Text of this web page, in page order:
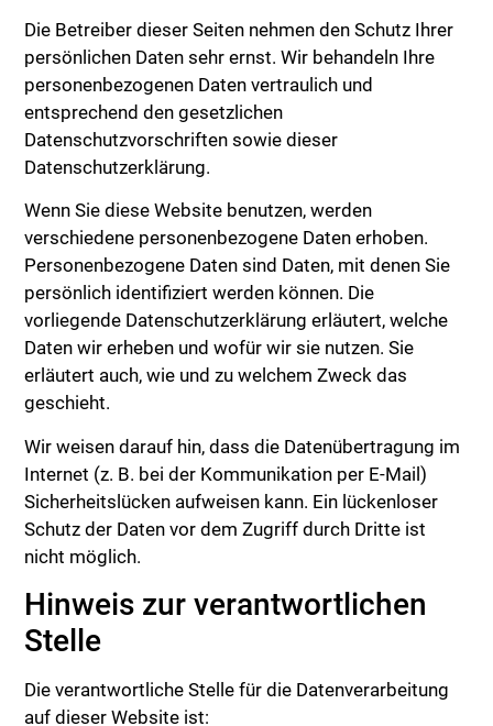
Die Betreiber dieser Seiten nehmen den Schutz Ihrer
persönlichen Daten sehr ernst. Wir behandeln Ihre
personenbezogenen Daten vertraulich und
entsprechend den gesetzlichen
Datenschutzvorschriften sowie dieser
Datenschutzerklärung.
Wenn Sie diese Website benutzen, werden
verschiedene personenbezogene Daten erhoben.
Personenbezogene Daten sind Daten, mit denen Sie
persönlich identifiziert werden können. Die
vorliegende Datenschutzerklärung erläutert, welche
Daten wir erheben und wofür wir sie nutzen. Sie
erläutert auch, wie und zu welchem Zweck das
geschieht.
Wir weisen darauf hin, dass die Datenübertragung im
Internet (z. B. bei der Kommunikation per E-Mail)
Sicherheitslücken aufweisen kann. Ein lückenloser
Schutz der Daten vor dem Zugriff durch Dritte ist
nicht möglich.
Hinweis zur verantwortlichen
Stelle
Die verantwortliche Stelle für die Datenverarbeitung
auf dieser Website ist: